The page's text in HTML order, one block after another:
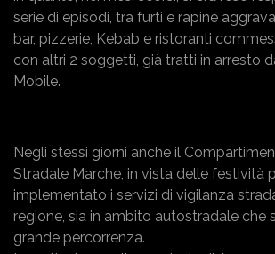
serie di episodi, tra furti e rapine
bar, pizzerie, Kebab e ristoranti
con altri 2 soggetti, già tratti in arresto
Mobile.
Negli stessi giorni anche il
Stradale Marche, in vista delle festività
implementato i servizi di vigilanza
regione, sia in ambito autostradale che
grande percorrenza.